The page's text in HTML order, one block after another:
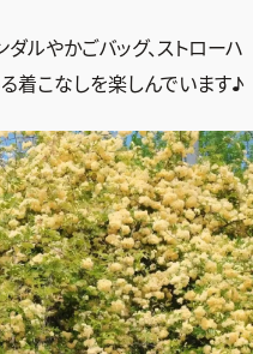
ルやかごバッグ、ストローハ
る着こなしを楽しんでいます♪